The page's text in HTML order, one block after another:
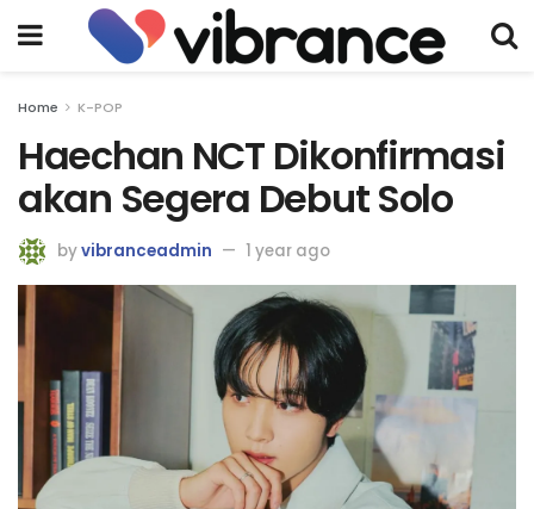
Home K-POP
Haechan NCT Dikonfirmasi
akan Segera Debut Solo
byvibranceadmin 1 year ago